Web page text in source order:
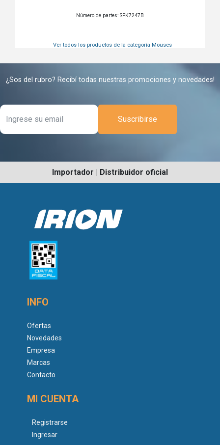
Número de partes: SPK7247B
Ver todos los productos de la categoría Mouses
¿Sos del rubro? Recibí todas nuestras promociones y novedades!
Suscribirse
Importador | Distribuidor oficial
INFO
Ofertas
Novedades
Empresa
Marcas
Contacto
MI CUENTA
Registrarse
Ingresar